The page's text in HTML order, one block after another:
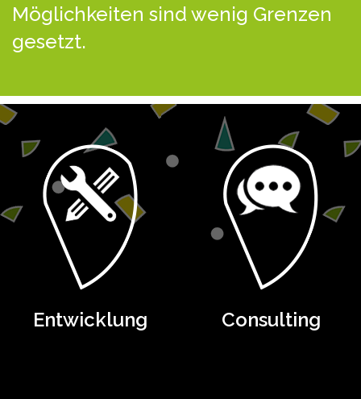
Möglichkeiten sind wenig Grenzen
gesetzt.
Entwicklung Consulting